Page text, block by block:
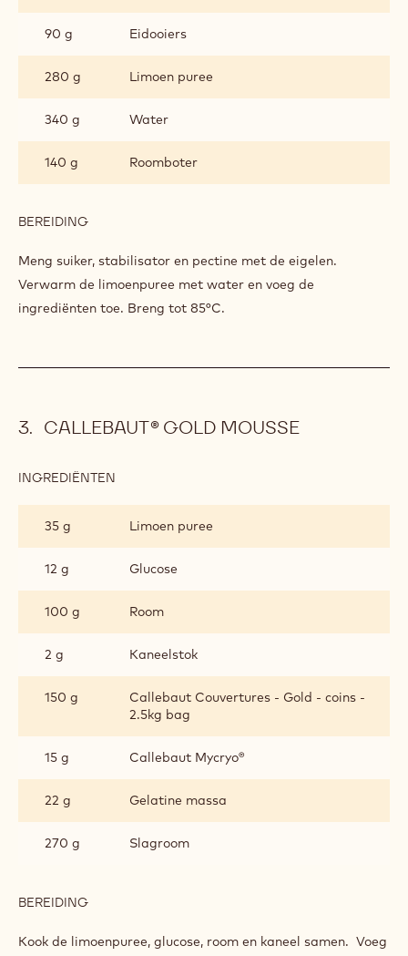
90 g Eidooiers
280 g Limoen puree
340 g Water
140 g Roomboter
BEREIDING
Meng suiker, stabilisator en pectine met de eigelen.
Verwarm de limoenpuree met water en voeg de
ingrediënten toe. Breng tot 85°C.
CALLEBAUT® GOLD MOUSSE
INGREDIËNTEN
MOUSSE
35 g Limoen puree
12 g Glucose
100 g Room
2 g Kaneelstok
150 g
Callebaut Couvertures - Gold - coins -
2.5kg bag
15 g Callebaut Mycryo®
22 g Gelatine massa
270 g Slagroom
BEREIDING
GOLD
Kook de limoenpuree, glucose, room en kaneel samen. Voeg